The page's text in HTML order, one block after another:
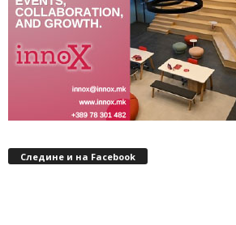
Следине и на Facebook